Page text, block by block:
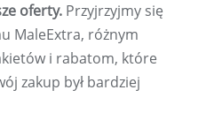
oferty. Przyjrzyjmy się
MaleExtra, różnym
i rabatom, które
zakup był bardziej